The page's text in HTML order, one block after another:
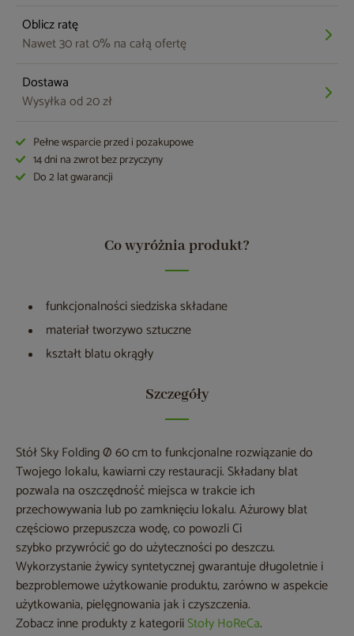
Oblicz ratę
Nawet 30 rat 0% na całą ofertę
Dostawa
Wysyłka od 20 zł
Pełne wsparcie przed i pozakupowe
14 dni na zwrot bez przyczyny
Do 2 lat gwarancji
Co wyróżnia produkt?
funkcjonalności siedziska składane
materiał tworzywo sztuczne
kształt blatu okrągły
Szczegóły
Stół Sky Folding Ø 60 cm to funkcjonalne rozwiązanie do
Twojego lokalu, kawiarni czy restauracji. Składany blat
pozwala na oszczędność miejsca w trakcie ich
przechowywania lub po zamknięciu lokalu. Ażurowy blat
częściowo przepuszcza wodę, co powozli Ci
szybko przywrócić go do użyteczności po deszczu.
Wykorzystanie żywicy syntetycznej gwarantuje długoletnie i
bezproblemowe użytkowanie produktu, zarówno w aspekcie
użytkowania, pielęgnowania jak i czyszczenia.
Zobacz inne produkty z kategoriiStoły HoReCa.